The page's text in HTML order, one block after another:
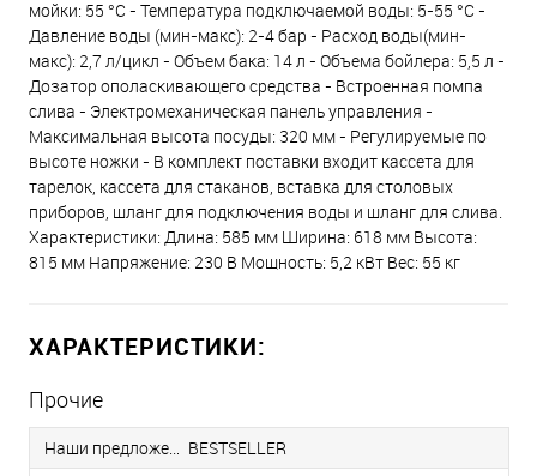
мойки: 55 °С - Температура подключаемой воды: 5-55 °С -
Давление воды (мин-макс): 2-4 бар - Расход воды(мин-
макс): 2,7 л/цикл - Объем бака: 14 л - Объема бойлера: 5,5 л -
Дозатор ополаскивающего средства - Встроенная помпа
слива - Электромеханическая панель управления -
Максимальная высота посуды: 320 мм - Регулируемые по
высоте ножки - В комплект поставки входит кассета для
тарелок, кассета для стаканов, вставка для столовых
приборов, шланг для подключения воды и шланг для слива.
Характеристики: Длина: 585 мм Ширина: 618 мм Высота:
815 мм Напряжение: 230 В Мощность: 5,2 кВт Вес: 55 кг
ХАРАКТЕРИСТИКИ:
Прочие
Наши предложения BESTSELLER